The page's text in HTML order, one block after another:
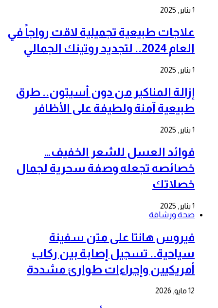
1 يناير, 2025
علاجات طبيعية تجميلية لاقت رواجاً في
العام 2024.. لتجديد روتينك الجمالي
1 يناير, 2025
إزالة المناكير من دون أسيتون.. طرق
طبيعية آمنة ولطيفة على الأظافر
1 يناير, 2025
فوائد العسل للشعر الخفيف…
خصائصه تجعله وصفة سحرية لجمال
خصلاتك
1 يناير, 2025
صحة ورشاقة
فيروس هانتا على متن سفينة
سياحية.. تسجيل إصابة بين ركاب
أمريكيين وإجراءات طوارئ مشددة
12 مايو, 2026